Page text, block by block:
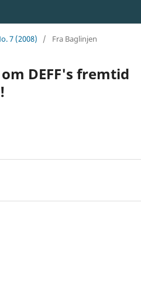
7 (2008) / Fra Baglinjen
DEFF's fremtid